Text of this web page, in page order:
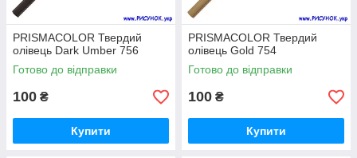
PRISMACOLOR Твердий
олівець Dark Umber 756
Готово до відправки
100 ₴
Купити
PRISMACOLOR Твердий
олівець Gold 754
Готово до відправки
100 ₴
Купити